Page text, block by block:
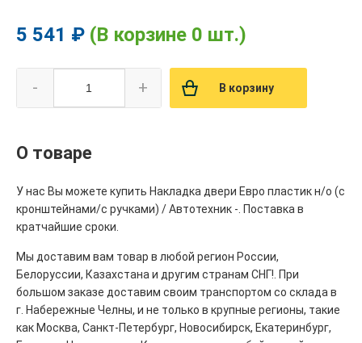
5 541 ₽ (В корзине 0 шт.)
- + В корзину
О товаре
У нас Вы можете купить Накладка двери Евро пластик н/о (с
кронштейнами/с ручками) / Автотехник -. Поставка в
кратчайшие сроки.
Мы доставим вам товар в любой регион России,
Белоруссии, Казахстана и другим странам СНГ!. При
большом заказе доставим своим транспортом со склада в
г. Набережные Челны, и не только в крупные регионы, такие
как Москва, Санкт-Петербург, Новосибирск, Екатеринбург,